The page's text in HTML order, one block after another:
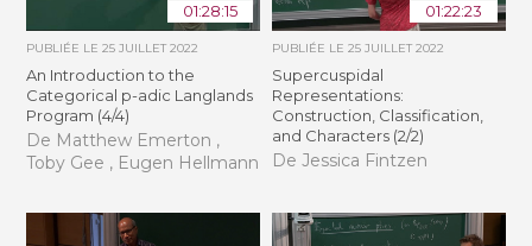
01:28:15
PUBLIÉE LE25 JUILLET 2022
An Introduction to the
Categorical p-adic Langlands
Program (4/4)
De Matthew Emerton ,
Toby Gee , Eugen Hellmann
01:22:23
PUBLIÉE LE 25 JUILLET 2022
Supercuspidal
Representations:
Construction, Classification,
and Characters (2/2)
De Jessica Fintzen